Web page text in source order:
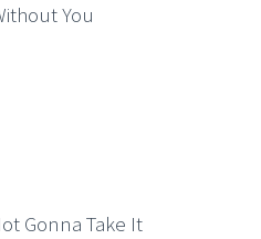
You
Gonna Take It